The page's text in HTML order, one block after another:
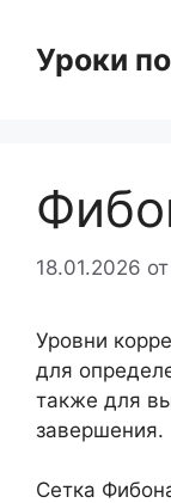
содержимому
Уроки
18.01.2026 от
Уровни
для
также для
завершения.
Сетка